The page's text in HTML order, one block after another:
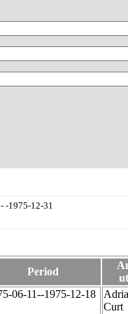
-1975-12-31
Period
06-11--1975-12-18
Curt